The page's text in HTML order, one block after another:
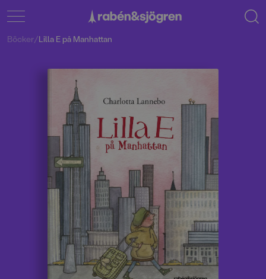
Böcker/Lilla E på Manhattan